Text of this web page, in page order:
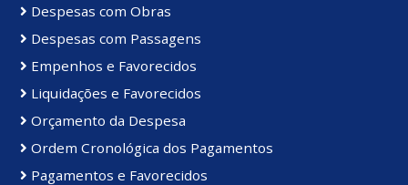
Despesas com Obras
Despesas com Passagens
Empenhos e Favorecidos
Liquidações e Favorecidos
Orçamento da Despesa
Ordem Cronológica dos Pagamentos
Pagamentos e Favorecidos